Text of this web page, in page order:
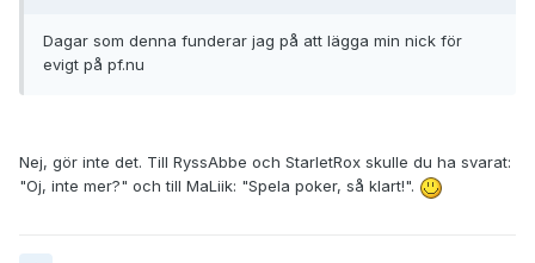
Dagar som denna funderar jag på att lägga min nick för
evigt på pf.nu
Nej, gör inte det. Till RyssAbbe och StarletRox skulle du ha svarat:
"Oj, inte mer?" och till MaLiik: "Spela poker, så klart!".